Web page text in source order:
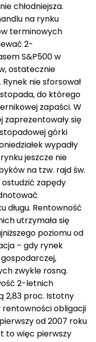
chłodniejsza.
na rynku
terminowych
2-
S&P500 w
ostatecznie
nie sforsował
do którego
zapaści. W
zaprezentowały się
górki
wypadły
jeszcze nie
na tzw. rajd św.
ostudzić zapędy
długu. Rentowność
utrzymała się
poziomu od
– gdy rynek
zwykle rosną.
2-letnich
2,83 proc. Istotny
rentowności obligacji
od 2007 roku
to więc pierwszy